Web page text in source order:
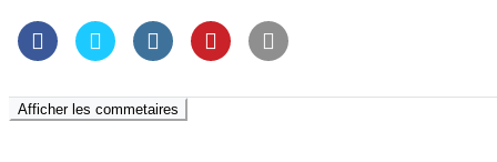
Afficher les commetaires